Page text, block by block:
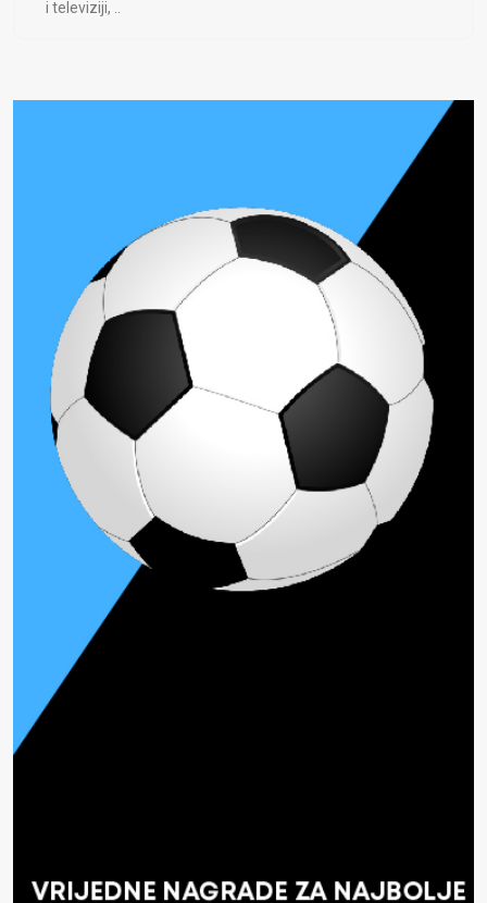
i televiziji, ..